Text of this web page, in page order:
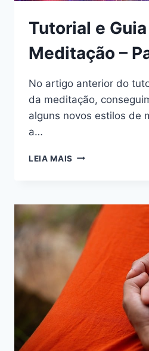
Tutorial e
Meditação –
No artigo anterior do
da meditação,
alguns novos estilos de
a…
LEIA MAIS TUTORIAL
DA
MEDITAÇÃO
PARTE